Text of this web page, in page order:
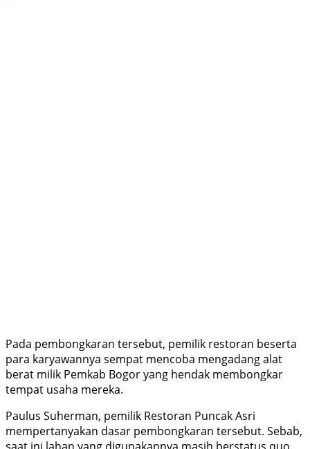
Pada pembongkaran tersebut, pemilik restoran beserta
para karyawannya sempat mencoba mengadang alat
berat milik Pemkab Bogor yang hendak membongkar
tempat usaha mereka.
Paulus Suherman, pemilik Restoran Puncak Asri
mempertanyakan dasar pembongkaran tersebut. Sebab,